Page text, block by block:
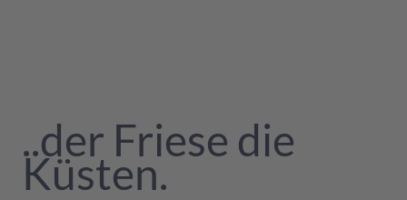
..der Friese die
Küsten.